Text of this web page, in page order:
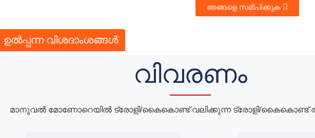
ഞങ്ങളെ സമീപിക്കുക
ഉൽപ്പന്ന വിശദാംശങ്ങൾ
വിവരണം
മാനുവൽ മോണോറെയിൽ ട്രോളി/കൈകൊണ്ട് വലിക്കുന്ന ട്രോളി/കൈകൊണ്ട്